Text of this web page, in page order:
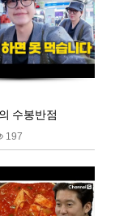
수봉반점
197
10:41:56
11:58:03
13:55:22
13:55:34